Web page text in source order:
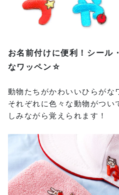
お名前付けに便利！シール
なワッペン☆
動物たちがかわいいひらがな
それぞれに色々な動物がつい
しみながら覚えられます！